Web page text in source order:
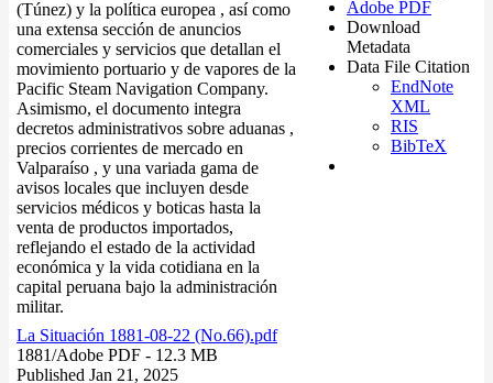
(Túnez) y la política europea , así como
una extensa sección de anuncios
comerciales y servicios que detallan el
movimiento portuario y de vapores de la
Pacific Steam Navigation Company.
Asimismo, el documento integra
decretos administrativos sobre aduanas ,
precios corrientes de mercado en
Valparaíso , y una variada gama de
avisos locales que incluyen desde
servicios médicos y boticas hasta la
venta de productos importados,
reflejando el estado de la actividad
económica y la vida cotidiana en la
capital peruana bajo la administración
militar.
Adobe PDF
Download
Metadata
Data File Citation
EndNote
XML
RIS
BibTeX
La Situación 1881-08-22 (No.66).pdf
1881/Adobe PDF - 12.3 MB
Published Jan 21, 2025